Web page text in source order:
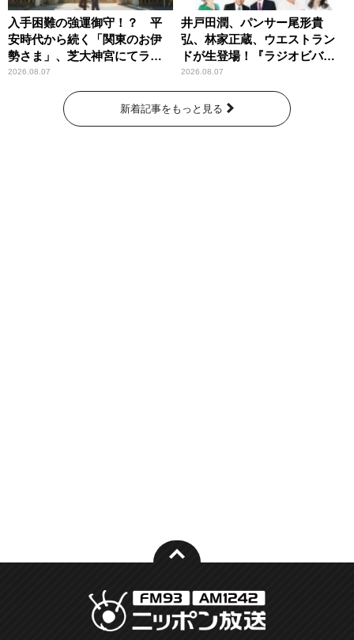
入手困難の強運御守！？ 平
安時代から続く「関東のお伊
勢さま」、芝大神宮にてラン
パンプスが合格祈願！
2026.08.07
井戸田潤、パンサー尾形貴
弘、林家正蔵、ウエストラン
ドが生登場！『ラジオビバリ
ー昼ズ』
2026.08.07
新着記事をもっと見る